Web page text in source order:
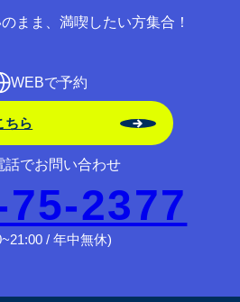
まま、満喫したい方集合！
WEBで予約
ちら
話でお問い合わせ
2377
/ 年中無休)